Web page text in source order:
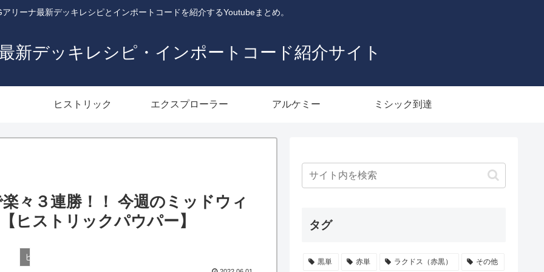
リーナ最新デッキレシピとインポートコードを紹介するYoutubeまとめ。
新デッキレシピ・インポートコード紹介サイト
ヒストリック エクスプローラー アルケミー ミシック到達
々３連勝！！ 今週のミッドウィ
ヒストリックパウパー】
ヒストリック
タグ
黒単 赤単 ラクドス（赤黒） その他